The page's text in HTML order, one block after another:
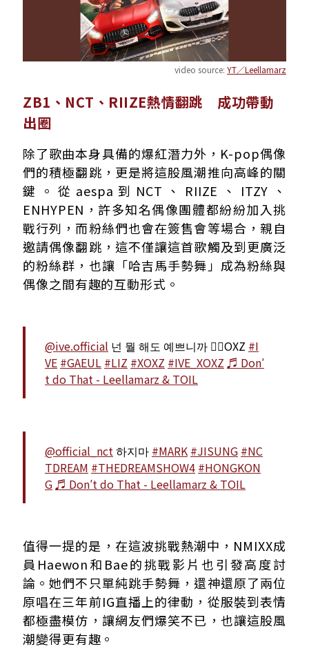
video source: YT／Leellamarz
ZB1、NCT、RIIZE熱情翻跳 成功帶動
出圈
除了歌曲本身具備的爆紅潛力外，K-pop偶像
們的積極翻跳，更是將這股風潮推向高峰的關
鍵。從aespa到NCT、RIIZE、ITZY、
ENHYPEN，許多知名偶像團體都紛紛加入挑
戰行列，而粉絲們也會在簽售會等場合，親自
邀請偶像翻跳，這不僅讓這首歌觸及到更廣泛
的粉絲群，也讓「哈吉馬手勢舞」成為粉絲與
偶像之間有趣的互動形式。
@ive.official 넌 뭘 해도 예쁘니까 🙅‍♀️OXZ #I
VE #GAEUL #LIZ #XOXZ #IVE_XOXZ ♬ Don′
t do That - Leellamarz & TOIL
@official_nct하지마 #MARK #JISUNG #NC
TDREAM #THEDREAMSHOW4 #HONGKON
G♬ Don′t do That - Leellamarz & TOIL
值得一提的是，在這波挑戰熱潮中，NMIXX成
員Haewon和Bae的挑戰影片也引發高度討
論。她們不只單純跳手勢舞，還神還原了兩位
原唱在三年前IG直播上的律動，從服裝到表情
都極盡模仿，讓網友們爆笑不已，也讓這股風
潮變得更有趣。